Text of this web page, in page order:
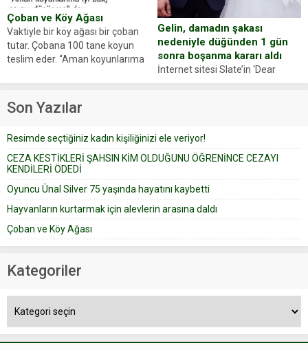
Çoban ve Köy Ağası
Vaktiyle bir köy ağası bir çoban
tutar. Çobana 100 tane koyun
teslim eder. “Aman koyunlarıma
Çoban koyunları alır gider. Aylar...
Gelin, damadın şakası
nedeniyle düğünden 1 gün
sonra boşanma kararı aldı
İnternet sitesi Slate’in ‘Dear
Prudence’ isimli tavsiye köşesine
yapıştırdığı için düğünden...
Son Yazılar
Resimde seçtiğiniz kadın kişiliğinizi ele veriyor!
CEZA KESTİKLERİ ŞAHSIN KİM OLDUĞUNU ÖĞRENİNCE CEZAYI
KENDİLERİ ÖDEDİ
Oyuncu Ünal Silver 75 yaşında hayatını kaybetti
Hayvanların kurtarmak için alevlerin arasına daldı
Çoban ve Köy Ağası
Kategoriler